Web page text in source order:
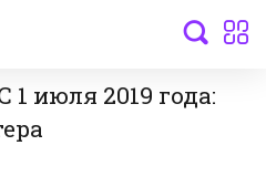
июля 2019 года: